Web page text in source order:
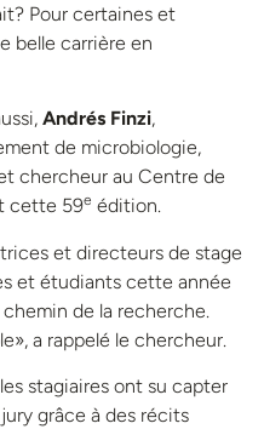
Pour certaines et
belle carrière en
Andrés Finzi,
de microbiologie,
chercheur au Centre de
cette 59e édition.
et directeurs de stage
et étudiants cette année
de la recherche.
a rappelé le chercheur.
stagiaires ont su capter
grâce à des récits